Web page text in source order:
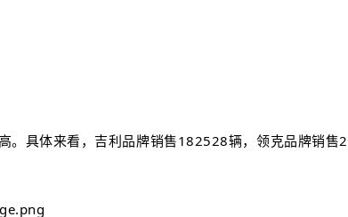
具体来看，吉利品牌销售182528辆，领克品牌销